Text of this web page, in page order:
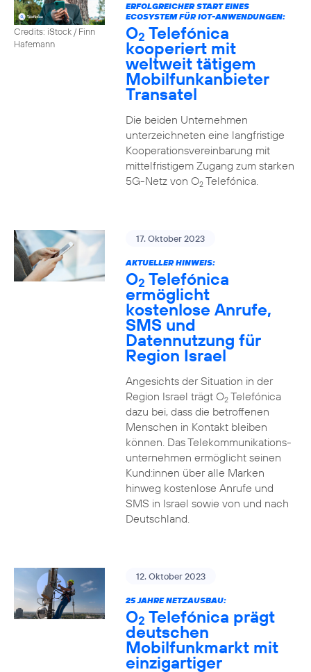
Credits: iStock / Finn
Hafemann
ERFOLGREICHER START EINES
ECOSYSTEM FÜR IOT-ANWENDUNGEN:
O2 Telefónica
kooperiert mit
weltweit tätigem
Mobilfunkanbieter
Transatel
Die beiden Unternehmen
unterzeichneten eine langfristige
Kooperationsvereinbarung mit
mittelfristigem Zugang zum starken
5G-Netz von O2Telefónica.
17. Oktober 2023
AKTUELLER HINWEIS:
O2 Telefónica
ermöglicht
kostenlose Anrufe,
SMS und
Datennutzung für
Region Israel
Angesichts der Situation in der
Region Israel trägt O2Telefónica
dazu bei, dass die betroffenen
Menschen in Kontakt bleiben
können. Das Telekommunikations­
unternehmen ermöglicht seinen
Kund:innen über alle Marken
hinweg kostenlose Anrufe und
SMS in Israel sowie von und nach
Deutschland.
12. Oktober 2023
25 JAHRE NETZAUSBAU:
O2 Telefónica prägt
deutschen
Mobilfunkmarkt mit
einzigartiger